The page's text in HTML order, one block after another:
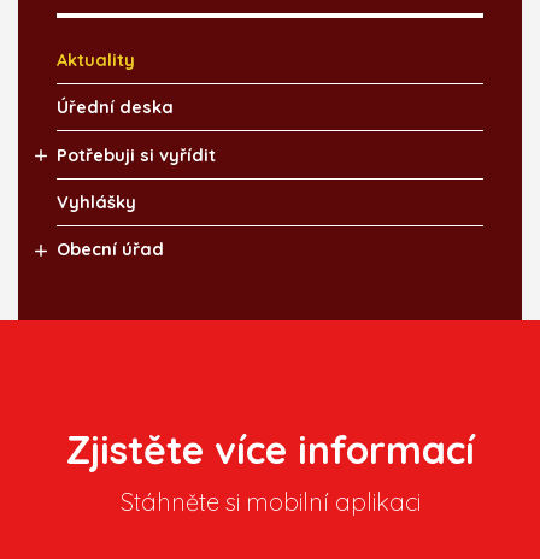
Aktuality
Úřední deska
Potřebuji si vyřídit
Vyhlášky
Obecní úřad
Zjistěte více informací
Stáhněte si mobilní aplikaci